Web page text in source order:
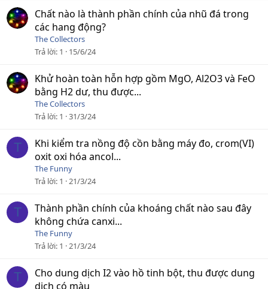
Chất nào là thành phần chính của nhũ đá trong
các hang động?
The Collectors
Trả lời 1 15/6/24
Khử hoàn toàn hỗn hợp gồm MgO, Al2O3 và FeO
bằng H2 dư, thu được...
The Collectors
Trả lời 1 31/3/24
T
Khi kiểm tra nồng độ cồn bằng máy đo, crom(VI)
oxit oxi hóa ancol...
The Funny
Trả lời 1 21/3/24
T
Thành phần chính của khoáng chất nào sau đây
không chứa canxi...
The Funny
Trả lời 1 21/3/24
T
Cho dung dịch I2 vào hồ tinh bột, thu được dung
dịch có màu